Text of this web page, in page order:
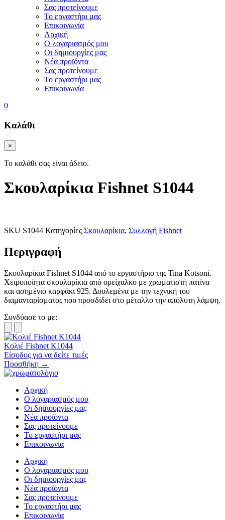
Σας προτείνουμε
Το εργαστήρι μας
Επικοινωνία
Αρχική
Ο λογαριασμός μου
Οι δημιουργίες μας
Νέα προϊόντα
Σας προτείνουμε
Το εργαστήρι μας
Επικοινωνία
0
Καλάθι
×
Το καλάθι σας είναι άδειο.
Σκουλαρίκια Fishnet S1044
SKU S1044 Κατηγορίες Σκουλαρίκια, Συλλογή Fishnet
Περιγραφή
Σκουλαρίκια Fishnet S1044 από το εργαστήριο της Tina Kotsoni.
Χειροποίητα σκουλαρίκια από ορείχαλκο με χρωματιστή πατίνα
και ασημένιο καρφάκι 925. Δουλεμένα με την τεχνική του
διαμανταρίσματος που προσδίδει στο μέταλλο την απόλυτη λάμψη.
Συνδύασε το με:
Κολιέ Fishnet K1044
Είσοδος για να δείτε τιμές
Προσθήκη →
Αρχική
Ο λογαριασμός μου
Οι δημιουργίες μας
Νέα προϊόντα
Σας προτείνουμε
Το εργαστήρι μας
Επικοινωνία
Αρχική
Ο λογαριασμός μου
Οι δημιουργίες μας
Νέα προϊόντα
Σας προτείνουμε
Το εργαστήρι μας
Επικοινωνία